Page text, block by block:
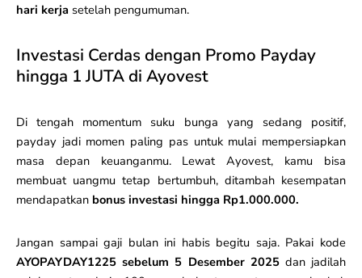
hari kerja setelah pengumuman.
Investasi Cerdas dengan Promo Payday
hingga 1 JUTA di Ayovest
Di tengah momentum suku bunga yang sedang positif,
payday jadi momen paling pas untuk mulai mempersiapkan
masa depan keuanganmu. Lewat Ayovest, kamu bisa
membuat uangmu tetap bertumbuh, ditambah kesempatan
mendapatkan bonus investasi hingga Rp1.000.000.
Jangan sampai gaji bulan ini habis begitu saja. Pakai kode
AYOPAYDAY1225 sebelum 5 Desember 2025dan jadilah